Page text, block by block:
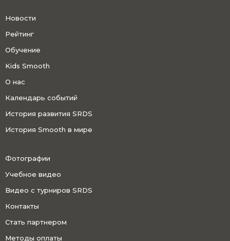
Новости
Рейтинг
Обучение
Kids Smooth
О нас
Календарь событий
История развития SRDS
История Smooth в мире
Фотографии
Учебное видео
Видео с турниров SRDS
Контакты
Стать партнером
Методы оплаты